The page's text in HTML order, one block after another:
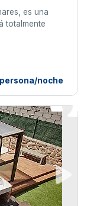
es una
totalmente
noche